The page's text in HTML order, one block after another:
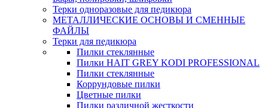
Терки одноразовые для педикюра
МЕТАЛЛИЧЕСКИЕ ОСНОВЫ И СМЕННЫЕ
ФАЙЛЫ
Терки для педикюра
Пилки стеклянные
Пилки HAIT GREY KODI PROFESSIONAL
Пилки стеклянные
Коррундовые пилки
Цветные пилки
Пилки различной жесткости